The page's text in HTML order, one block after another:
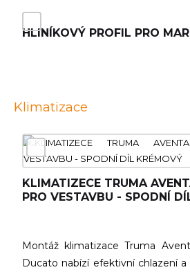
HLINÍKOVÝ PROFIL PRO
Klimatizace
KLIMATIZECE TRUMA
PRO VESTAVBU - SPODNÍ
Montáž klimatizace Truma
Ducato nabízí efektivní chlazení